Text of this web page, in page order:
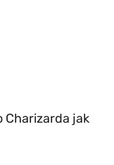
Charizarda jak